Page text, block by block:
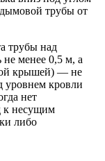
трубы от
трубы над
менее 0,5 м, а
крышей) — не
кровли
нет
к несущим
либо